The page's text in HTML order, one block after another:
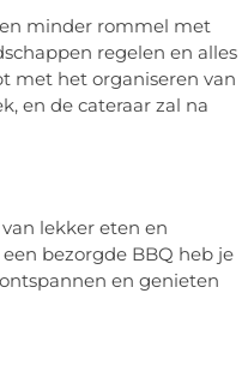
minder rommel met
regelen en alles
met het organiseren van
en de cateraar zal na
lekker eten en
bezorgde BBQ heb je
en genieten